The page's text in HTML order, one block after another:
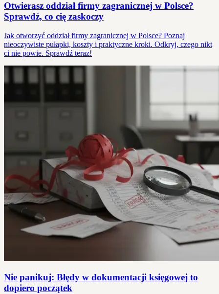
Otwierasz oddział firmy zagranicznej w Polsce?
Sprawdź, co cię zaskoczy
Jak otworzyć oddział firmy zagranicznej w Polsce? Poznaj
nieoczywiste pułapki, koszty i praktyczne kroki. Odkryj, czego nikt
ci nie powie. Sprawdź teraz!
Nie panikuj: Błędy w dokumentacji księgowej to
dopiero początek